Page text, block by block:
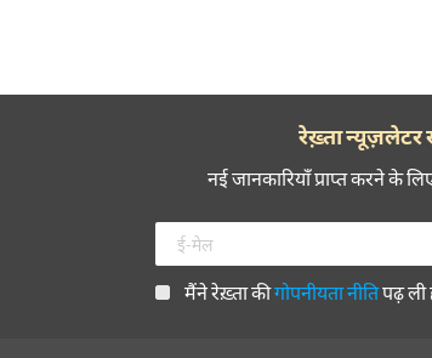
रेख़्ता न्यूज़लेटर
नई जानकारियाँ प्राप्त करने के
मैंने रेख़्ता कीगोपनीयता नीतिपढ़